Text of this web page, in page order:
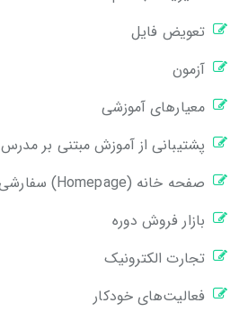
تعویض فایل
آزمون
معیارهای آموزشی
پشتیبانی از آموزش مبتنی بر مدرس
صفحه خانه (Homepage) سفارشی
بازار فروش دوره
تجارت الکترونیک
فعالیت‌های خودکار